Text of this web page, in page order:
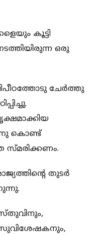
കൂട്ടി
ഒരു
ചേർത്തു
കൊണ്ട്
സ്മരിക്കണം.
തുടർ